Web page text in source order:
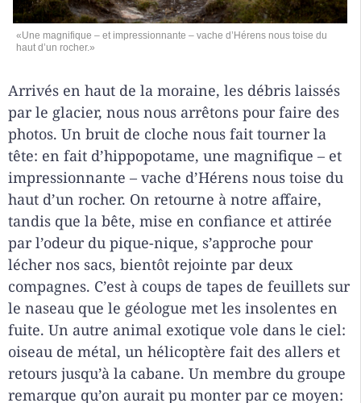
«Une magnifique – et impressionnante – vache d’Hérens nous toise du
haut d’un rocher.»
Arrivés en haut de la moraine, les débris laissés
par le glacier, nous nous arrêtons pour faire des
photos. Un bruit de cloche nous fait tourner la
tête: en fait d’hippopotame, une magnifique – et
impressionnante – vache d’Hérens nous toise du
haut d’un rocher. On retourne à notre affaire,
tandis que la bête, mise en confiance et attirée
par l’odeur du pique-nique, s’approche pour
lécher nos sacs, bientôt rejointe par deux
compagnes. C’est à coups de tapes de feuillets sur
le naseau que le géologue met les insolentes en
fuite. Un autre animal exotique vole dans le ciel:
oiseau de métal, un hélicoptère fait des allers et
retours jusqu’à la cabane. Un membre du groupe
remarque qu’on aurait pu monter par ce moyen: